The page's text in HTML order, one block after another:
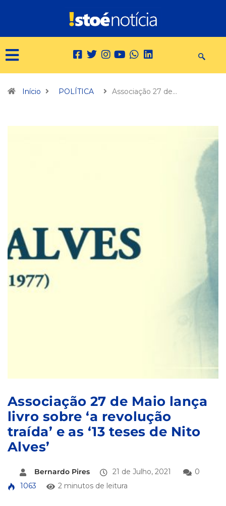
Início POLÍTICA Associação 27 de…
Associação 27 de Maio lança
livro sobre ‘a revolução
traída’ e as ‘13 teses de Nito
Alves’
Bernardo Pires 21 de Julho, 2021
0
1063
2 minutos de leitura